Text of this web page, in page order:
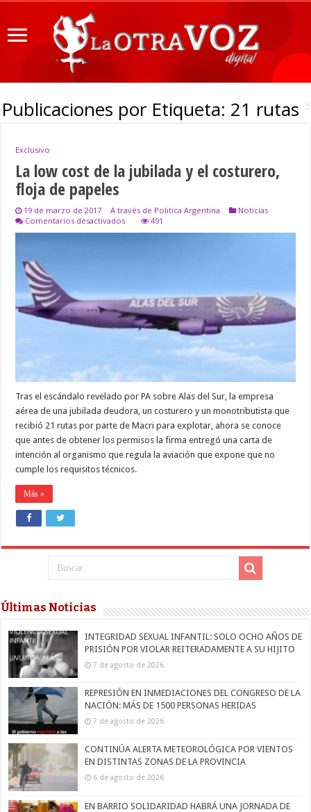
Publicaciones por Etiqueta: 21 rutas
Exclusivo
La low cost de la jubilada y el costurero,
floja de papeles
19 de marzo de 2017 A través de Politica Argentina
Noticias
Comentarios desactivadosen
La
y
el
costurero,
floja
491
Tras el escándalo revelado por PA sobre Alas del Sur, la empresa
aérea de una jubilada deudora, un costurero y un monotributista que
recibió 21 rutas por parte de Macri para explotar, ahora se conoce
que antes de obtener los permisos la firma entregó una carta de
intención al organismo que regula la aviación que expone que no
cumple los requisitos técnicos.
Más »
Últimas Noticias
INTEGRIDAD SEXUAL INFANTIL: SOLO OCHO AÑOS DE
PRISIÓN POR VIOLAR REITERADAMENTE A SU HIJITO
7 de agosto de 2026
REPRESIÓN EN INMEDIACIONES DEL CONGRESO DE LA
NACIÓN: MÁS DE 1500 PERSONAS HERIDAS
7 de agosto de 2026
CONTINÚA ALERTA METEOROLÓGICA POR VIENTOS
EN DISTINTAS ZONAS DE LA PROVINCIA
6 de agosto de 2026
EN BARRIO SOLIDARIDAD HABRÁ UNA JORNADA DE